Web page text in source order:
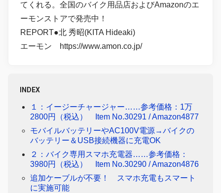
てくれる。全国のバイク用品店およびAmazonのエ
ーモンストアで発売中！
REPORT●北 秀昭(KITA Hideaki)
エーモン https://www.amon.co.jp/
INDEX
１：イージーチャージャー……参考価格：1万
2800円（税込） Item No.30291 / Amazon4877
モバイルバッテリーやAC100V電源→バイクの
バッテリー＆USB接続機器に充電OK
２：バイク専用スマホ充電器……参考価格：
3980円（税込） Item No.30290 / Amazon4876
追加ケーブルが不要！ スマホ充電もスマート
に実施可能